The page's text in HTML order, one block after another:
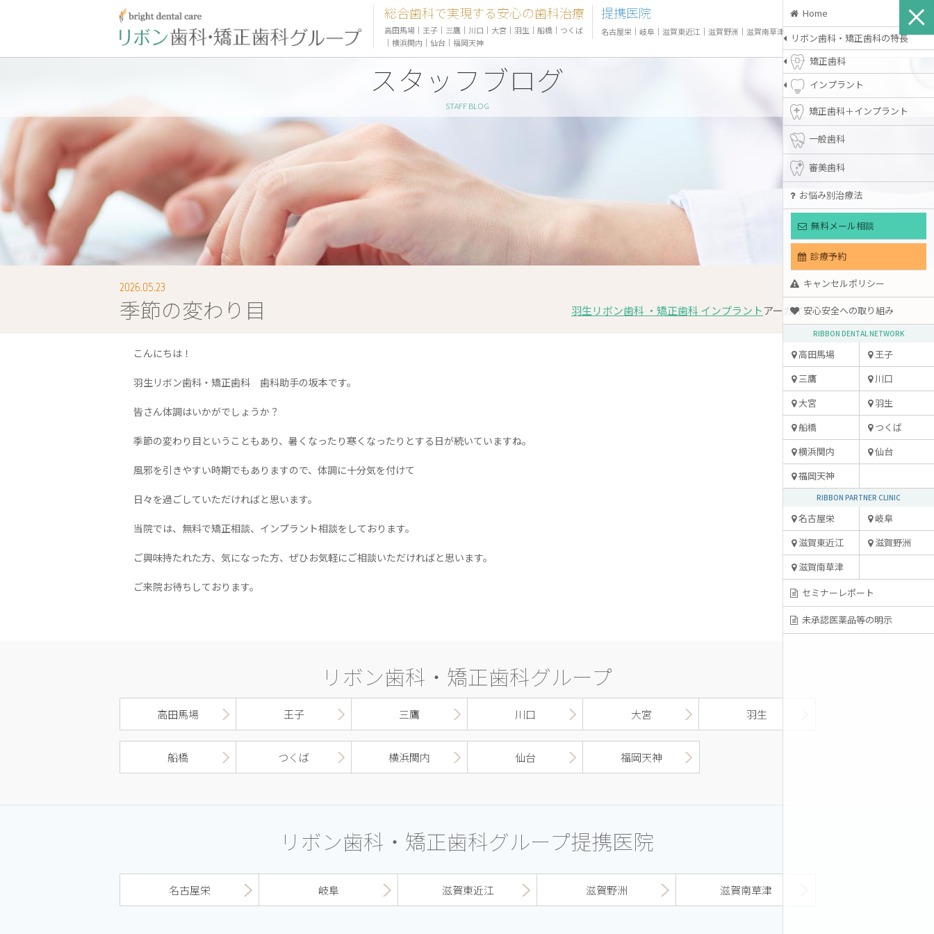
Home
リボン歯科・矯正歯科の特長
矯正歯科
インプラント
矯正歯科＋インプラント
一般歯科
審美歯科
お悩み別治療法
無料メール相談
診療予約
キャンセルポリシー
安心安全への取り組み
RIBBON DENTAL NETWORK
高田馬場
王子
三鷹
川口
大宮
羽生
船橋
つくば
横浜関内
仙台
福岡天神
RIBBON PARTNER CLINIC
名古屋栄
岐阜
滋賀東近江
滋賀野洲
滋賀南草津
セミナーレポート
未承認医薬品等の明示
総合歯科で実現する安心の歯科治療
高田馬場 ｜ 王子 ｜ 三鷹 ｜ 川口 ｜ 大宮 ｜ 羽生 ｜ 船橋 ｜ つくば
｜ 横浜関内 ｜ 仙台 ｜ 福岡天神
提携医院
名古屋栄 ｜ 岐阜 ｜ 滋賀東近江 ｜ 滋賀野洲 ｜ 滋賀南草津
スタッフブログ
STAFF BLOG
2026.05.23
季節の変わり目 羽生リボン歯科 ・矯正歯科 インプラントアーカイブ
こんにちは！
羽生リボン歯科・矯正歯科 歯科助手の坂本です。
皆さん体調はいかがでしょうか？
季節の変わり目ということもあり、暑くなったり寒くなったりとする日が続いていますね。
風邪を引きやすい時期でもありますので、体調に十分気を付けて
日々を過ごしていただければと思います。
当院では、無料で矯正相談、インプラント相談をしております。
ご興味持たれた方、気になった方、ぜひお気軽にご相談いただければと思います。
ご来院お待ちしております。
リボン歯科・矯正歯科グループ
高田馬場 王子 三鷹 川口 大宮 羽生
船橋 つくば 横浜関内 仙台 福岡天神
リボン歯科・矯正歯科グループ提携医院
名古屋栄 岐阜 滋賀東近江 滋賀野洲 滋賀南草津